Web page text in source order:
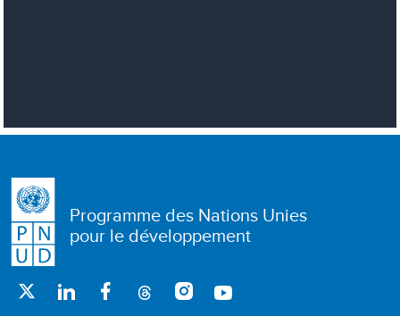
Programme des Nations Unies
pour le développement